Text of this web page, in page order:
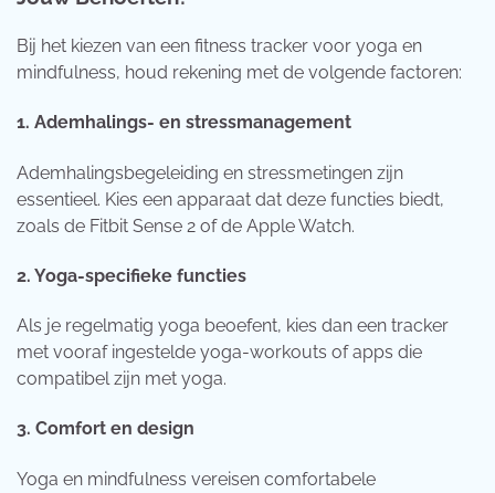
Bij het kiezen van een fitness tracker voor yoga en
mindfulness, houd rekening met de volgende factoren:
1. Ademhalings- en stressmanagement
Ademhalingsbegeleiding en stressmetingen zijn
essentieel. Kies een apparaat dat deze functies biedt,
zoals de Fitbit Sense 2 of de Apple Watch.
2. Yoga-specifieke functies
Als je regelmatig yoga beoefent, kies dan een tracker
met vooraf ingestelde yoga-workouts of apps die
compatibel zijn met yoga.
3. Comfort en design
Yoga en mindfulness vereisen comfortabele